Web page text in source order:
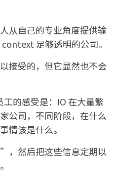
从自己的专业角度提供输
足够透明的公司。
接受的，但它显然也不会
的感受是：IO 在大量繁
公司，不同阶段，在什么
情该是什么。
然后把这些信息定期以